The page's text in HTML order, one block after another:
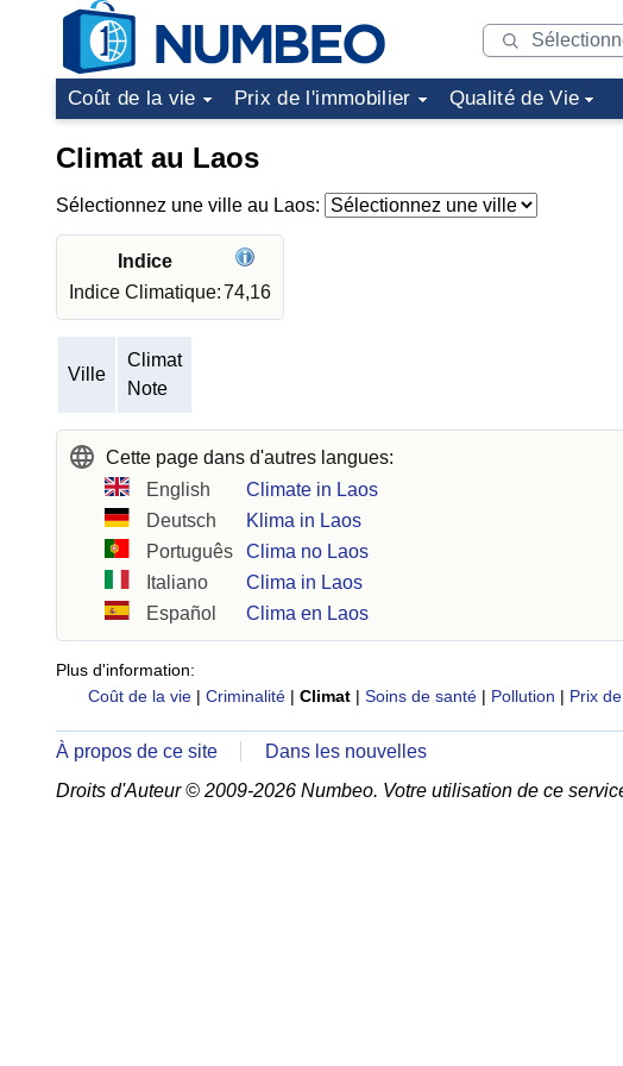
Coût de la vie Prix de l'immobilier Qualité de Vie
Climat au Laos
Sélectionnez une ville au Laos:
Indice
Indice Climatique:74,16
Ville
Climat
Note
Cette page dans d'autres langues:
English
Climate in Laos
Deutsch
Klima in Laos
Português
Clima no Laos
Italiano
Clima in Laos
Español
Clima en Laos
Plus d'information:
Coût de la vie | Criminalité | Climat | Soins de santé | Pollution | Prix
À propos de ce site
Dans les nouvelles
Droits d'Auteur © 2009-2026 Numbeo. Votre utilisation de ce